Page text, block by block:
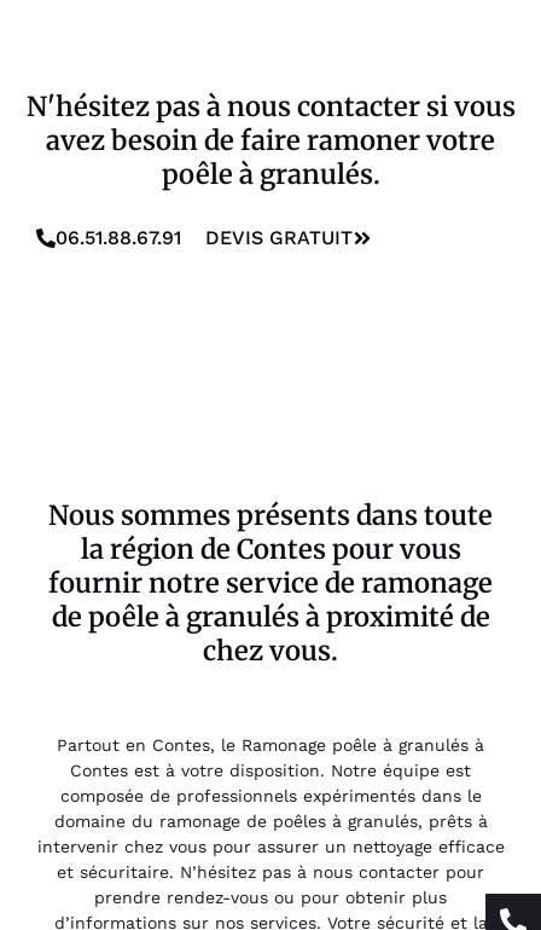
N'hésitez pas à nous contacter si vous
avez besoin de faire ramoner votre
poêle à granulés.
06.51.88.67.91 DEVIS GRATUIT
Nous sommes présents dans toute
la région de Contes pour vous
fournir notre service de ramonage
de poêle à granulés à proximité de
chez vous.
Partout en Contes, le Ramonage poêle à granulés à
Contes est à votre disposition. Notre équipe est
composée de professionnels expérimentés dans le
domaine du ramonage de poêles à granulés, prêts à
intervenir chez vous pour assurer un nettoyage efficace
et sécuritaire. N’hésitez pas à nous contacter pour
prendre rendez-vous ou pour obtenir plus
d’informations sur nos services. Votre sécurité et la